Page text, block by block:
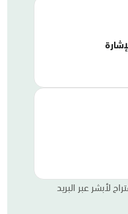
لأبشر عبر البريد